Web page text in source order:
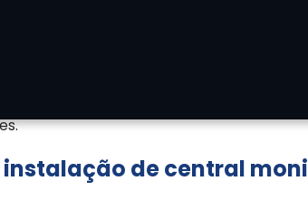
em soluções de segurança
portaria, controle de acesso,
fale diretamente com nosso
instalação de central